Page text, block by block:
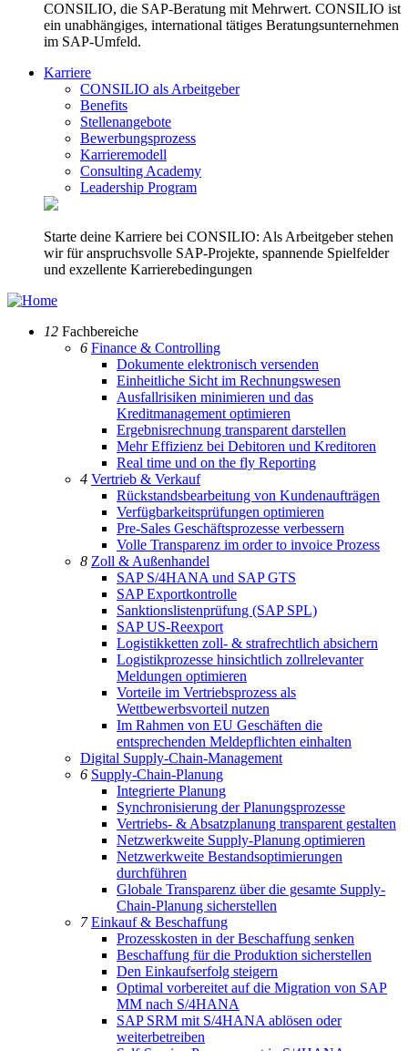
CONSILIO, die SAP-Beratung mit Mehrwert. CONSILIO ist
ein unabhängiges, international tätiges Beratungsunternehmen
im SAP-Umfeld.
Karriere
CONSILIO als Arbeitgeber
Benefits
Stellenangebote
Bewerbungsprozess
Karrieremodell
Consulting Academy
Leadership Program
Starte deine Karriere bei CONSILIO: Als Arbeitgeber stehen
wir für anspruchsvolle SAP-Projekte, spannende Spielfelder
und exzellente Karrierebedingungen
12 Fachbereiche
6 Finance & Controlling
Dokumente elektronisch versenden
Einheitliche Sicht im Rechnungswesen
Ausfallrisiken minimieren und das
Kreditmanagement optimieren
Ergebnisrechnung transparent darstellen
Mehr Effizienz bei Debitoren und Kreditoren
Real time und on the fly Reporting
4 Vertrieb & Verkauf
Rückstandsbearbeitung von Kundenaufträgen
Verfügbarkeitsprüfungen optimieren
Pre-Sales Geschäftsprozesse verbessern
Volle Transparenz im order to invoice Prozess
8 Zoll & Außenhandel
SAP S/4HANA und SAP GTS
SAP Exportkontrolle
Sanktionslistenprüfung (SAP SPL)
SAP US-Reexport
Logistikketten zoll- & strafrechtlich absichern
Logistikprozesse hinsichtlich zollrelevanter
Meldungen optimieren
Vorteile im Vertriebsprozess als
Wettbewerbsvorteil nutzen
Im Rahmen von EU Geschäften die
entsprechenden Meldepflichten einhalten
Digital Supply-Chain-Management
6 Supply-Chain-Planung
Integrierte Planung
Synchronisierung der Planungsprozesse
Vertriebs- & Absatzplanung transparent gestalten
Netzwerkweite Supply-Planung optimieren
Netzwerkweite Bestandsoptimierungen
durchführen
Globale Transparenz über die gesamte Supply-
Chain-Planung sicherstellen
7Einkauf & Beschaffung
Prozesskosten in der Beschaffung senken
Beschaffung für die Produktion sicherstellen
Den Einkaufserfolg steigern
Optimal vorbereitet auf die Migration von SAP
MM nach S/4HANA
SAP SRM mit S/4HANA ablösen oder
weiterbetreiben